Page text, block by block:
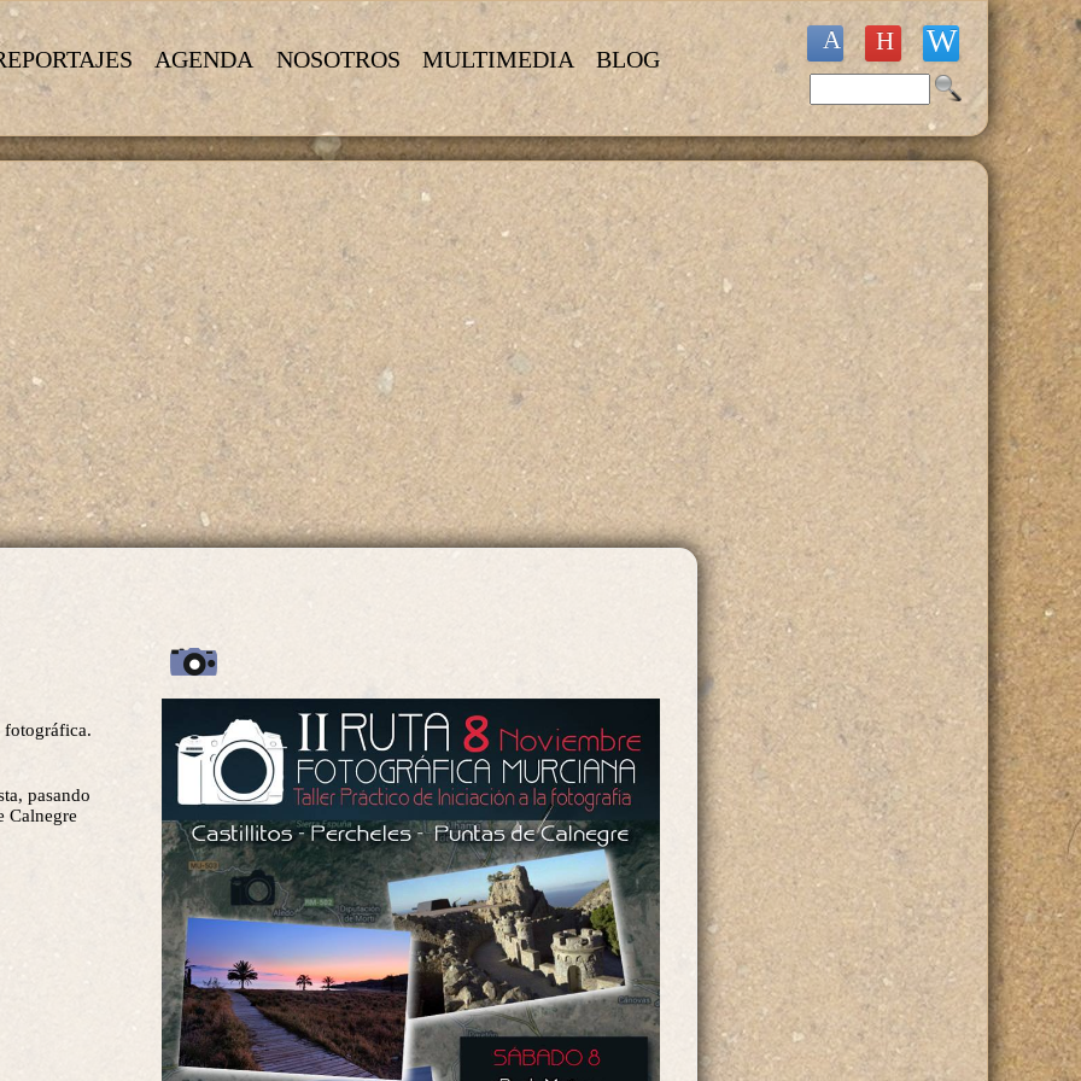
AGENDA NOSOTROS MULTIMEDIA BLOG
Formulario de búsqueda
fotográfica.
pasando
Calnegre